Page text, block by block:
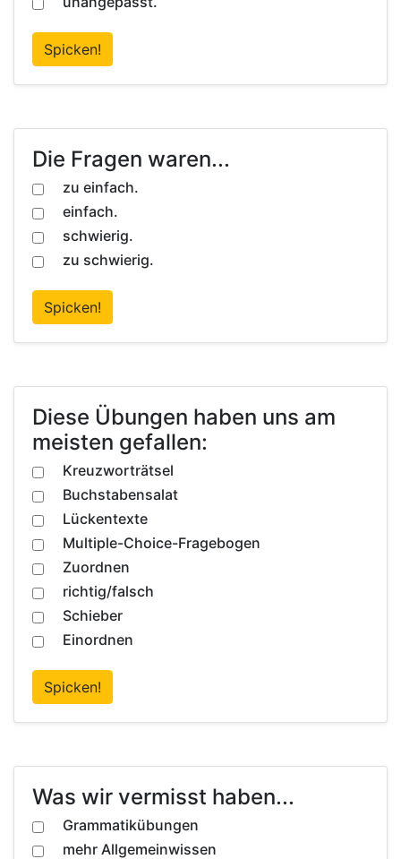
Spicken!
Die Fragen waren...
zu einfach.
einfach.
schwierig.
zu schwierig.
Spicken!
Diese Übungen haben uns am
meisten gefallen:
Kreuzworträtsel
Buchstabensalat
Lückentexte
Multiple-Choice-Fragebogen
Zuordnen
richtig/falsch
Schieber
Einordnen
Spicken!
Was wir vermisst haben...
Grammatikübungen
mehr Allgemeinwissen